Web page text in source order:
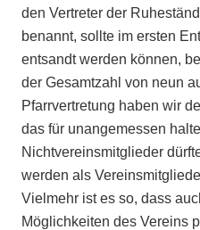
den Vertreter der
benannt, sollte im ersten
entsandt werden können,
der Gesamtzahl von neun
Pfarrvertretung haben wir
das für unangemessen
Nichtvereinsmitglieder
werden als
Vielmehr ist es so, dass
Möglichkeiten des Vereins